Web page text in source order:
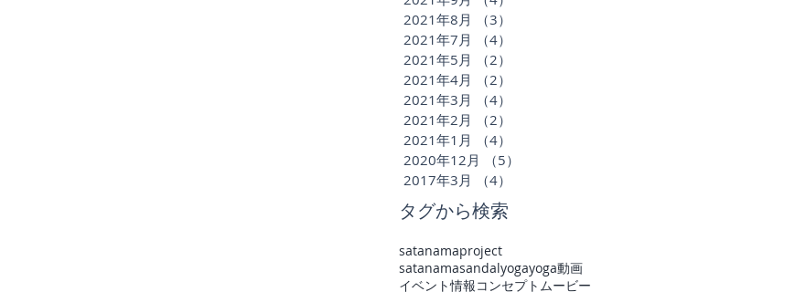
2021年8月
（3）
2021年7月
（4）
2021年5月
（2）
2021年4月
（2）
2021年3月
（4）
2021年2月
（2）
2021年1月
（4）
2020年12月
（5）
2017年3月
（4）
タグから検索
satanamaproject
satanamasandalyogayoga動画
イベント情報コンセプトムービー